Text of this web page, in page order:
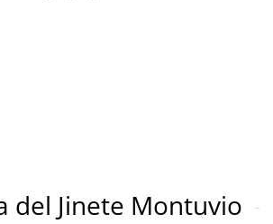
del Jinete Montuvio